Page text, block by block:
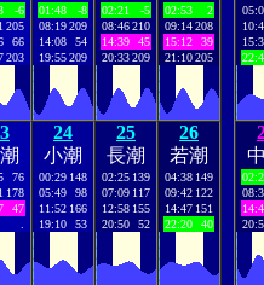
-6
205
66
203
01:48
-8
08:19209
14:08
54
19:55209
02:21
-5
08:46210
14:39
45
20:33209
02:53
2
09:14208
15:12
39
21:10205
76
178
47
24
小潮
00:29 148
05:49
98
11:52 166
19:10
53
25
長潮
02:25 139
07:09 117
12:58 155
20:50
52
26
若潮
04:38 149
09:42 122
14:47 151
22:20
40